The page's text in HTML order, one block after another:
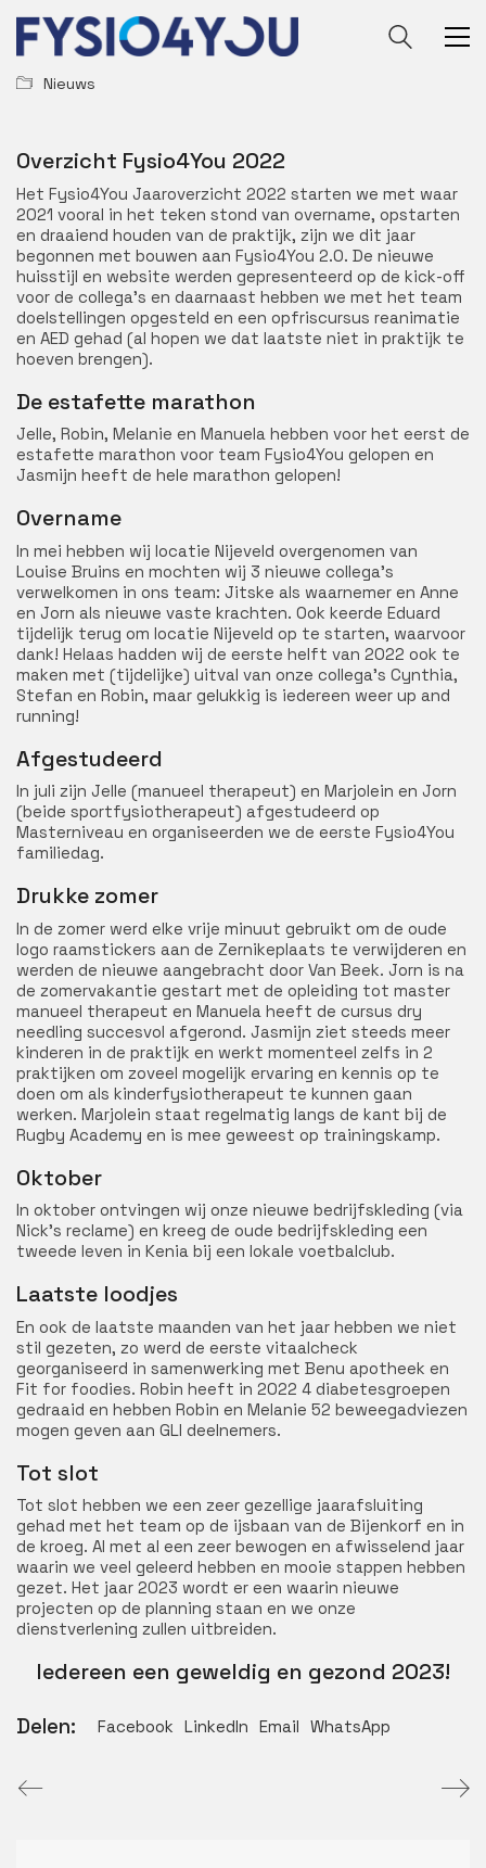
Nieuws
Overzicht Fysio4You 2022
Het Fysio4You Jaaroverzicht 2022 starten we met waar
2021 vooral in het teken stond van overname, opstarten
en draaiend houden van de praktijk, zijn we dit jaar
begonnen met bouwen aan Fysio4You 2.0. De nieuwe
huisstijl en website werden gepresenteerd op de kick-off
voor de collega’s en daarnaast hebben we met het team
doelstellingen opgesteld en een opfriscursus reanimatie
en AED gehad (al hopen we dat laatste niet in praktijk te
hoeven brengen).
De estafette marathon
Jelle, Robin, Melanie en Manuela hebben voor het eerst de
estafette marathon voor team Fysio4You gelopen en
Jasmijn heeft de hele marathon gelopen!
Overname
In mei hebben wij locatie Nijeveld overgenomen van
Louise Bruins en mochten wij 3 nieuwe collega’s
verwelkomen in ons team: Jitske als waarnemer en Anne
en Jorn als nieuwe vaste krachten. Ook keerde Eduard
tijdelijk terug om locatie Nijeveld op te starten, waarvoor
dank! Helaas hadden wij de eerste helft van 2022 ook te
maken met (tijdelijke) uitval van onze collega’s Cynthia,
Stefan en Robin, maar gelukkig is iedereen weer up and
running!
Afgestudeerd
In juli zijn Jelle (manueel therapeut) en Marjolein en Jorn
(beide sportfysiotherapeut) afgestudeerd op
Masterniveau en organiseerden we de eerste Fysio4You
familiedag.
Drukke zomer
In de zomer werd elke vrije minuut gebruikt om de oude
logo raamstickers aan de Zernikeplaats te verwijderen en
werden de nieuwe aangebracht door Van Beek. Jorn is na
de zomervakantie gestart met de opleiding tot master
manueel therapeut en Manuela heeft de cursus dry
needling succesvol afgerond. Jasmijn ziet steeds meer
kinderen in de praktijk en werkt momenteel zelfs in 2
praktijken om zoveel mogelijk ervaring en kennis op te
doen om als kinderfysiotherapeut te kunnen gaan
werken. Marjolein staat regelmatig langs de kant bij de
Rugby Academy en is mee geweest op trainingskamp.
Oktober
In oktober ontvingen wij onze nieuwe bedrijfskleding (via
Nick’s reclame) en kreeg de oude bedrijfskleding een
tweede leven in Kenia bij een lokale voetbalclub.
Laatste loodjes
En ook de laatste maanden van het jaar hebben we niet
stil gezeten, zo werd de eerste vitaalcheck
georganiseerd in samenwerking met Benu apotheek en
Fit for foodies. Robin heeft in 2022 4 diabetesgroepen
gedraaid en hebben Robin en Melanie 52 beweegadviezen
mogen geven aan GLI deelnemers.
Tot slot
Tot slot hebben we een zeer gezellige jaarafsluiting
gehad met het team op de ijsbaan van de Bijenkorf en in
de kroeg. Al met al een zeer bewogen en afwisselend jaar
waarin we veel geleerd hebben en mooie stappen hebben
gezet. Het jaar 2023 wordt er een waarin nieuwe
projecten op de planning staan en we onze
dienstverlening zullen uitbreiden.
Iedereen een geweldig en gezond 2023!
Delen: Facebook LinkedIn Email WhatsApp